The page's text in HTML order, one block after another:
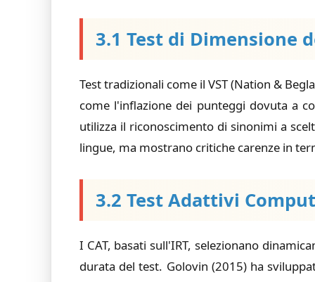
3.1 Test di Dimensione
Test tradizionali come il VST (Nation &
come l'inflazione dei punteggi dovuta a
utilizza il riconoscimento di sinonimi a
lingue, ma mostrano critiche carenze in
3.2 Test Adattivi
I CAT, basati sull'IRT, selezionano
durata del test. Golovin (2015) ha